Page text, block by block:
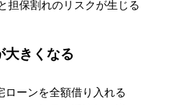
担保割れのリスクが生じる
大きくなる
ローンを全額借り入れる